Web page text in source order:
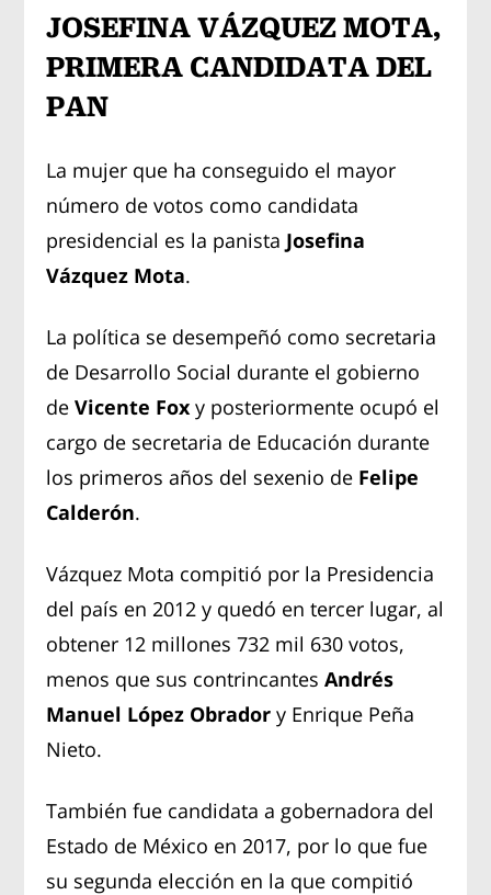
JOSEFINA VÁZQUEZ MOTA,
PRIMERA CANDIDATA DEL
PAN
La mujer que ha conseguido el mayor
número de votos como candidata
presidencial es la panista Josefina
Vázquez Mota.
La política se desempeñó como secretaria
de Desarrollo Social durante el gobierno
de Vicente Foxy posteriormente ocupó el
cargo de secretaria de Educación durante
los primeros años del sexenio de Felipe
Calderón.
Vázquez Mota compitió por la Presidencia
del país en 2012 y quedó en tercer lugar, al
obtener 12 millones 732 mil 630 votos,
menos que sus contrincantes Andrés
Manuel López Obradory Enrique Peña
Nieto.
También fue candidata a gobernadora del
Estado de México en 2017, por lo que fue
su segunda elección en la que compitió